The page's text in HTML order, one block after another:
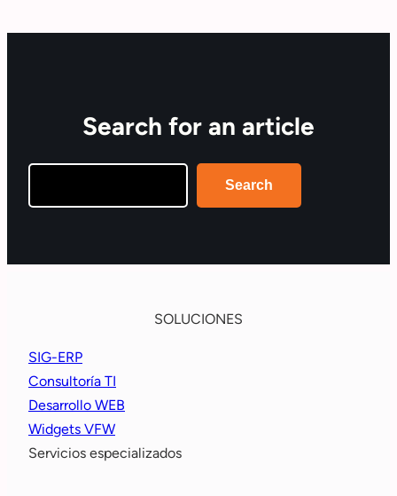
Search for an article
Search
SOLUCIONES
SIG-ERP
Consultoría TI
Desarrollo WEB
Widgets VFW
Servicios especializados